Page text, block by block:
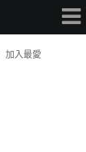
加入最愛